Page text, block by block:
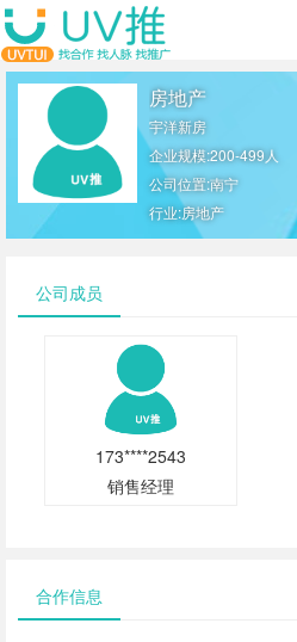
房地产
宇洋新房
企业规模:200-499人
公司位置:南宁
行业:房地产
公司成员
173****2543
销售经理
合作信息